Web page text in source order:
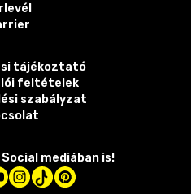
tájékoztató
feltételek
szabályzat
mediában is!